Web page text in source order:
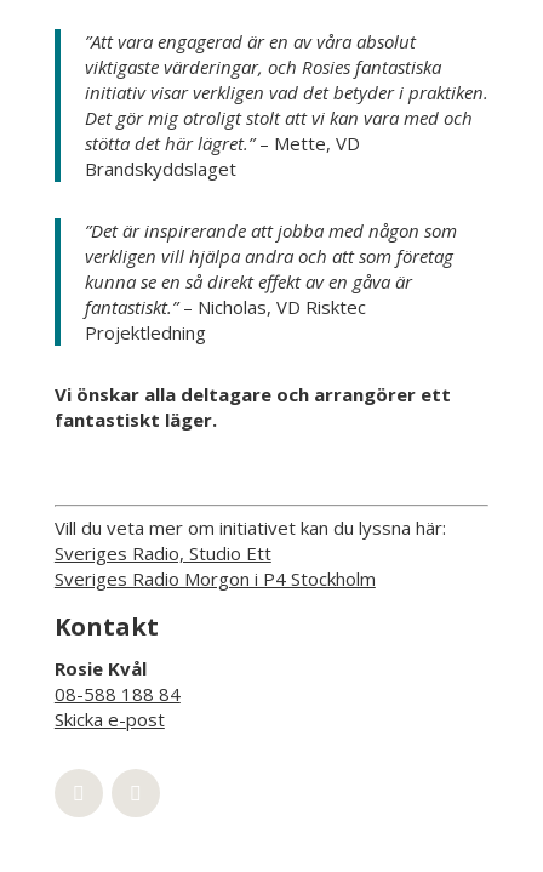
”Att vara engagerad är en av våra absolut
viktigaste värderingar, och Rosies fantastiska
initiativ visar verkligen vad det betyder i praktiken.
Det gör mig otroligt stolt att vi kan vara med och
stötta det här lägret.”– Mette, VD
Brandskyddslaget
”Det är inspirerande att jobba med någon som
verkligen vill hjälpa andra och att som företag
kunna se en så direkt effekt av en gåva är
fantastiskt.”– Nicholas, VD Risktec
Projektledning
Vi önskar alla deltagare och arrangörer ett
fantastiskt läger.
Vill du veta mer om initiativet kan du lyssna här:
Sveriges Radio, Studio Ett
Sveriges Radio Morgon i P4 Stockholm
Kontakt
Rosie Kvål
08-588 188 84
Skicka e-post